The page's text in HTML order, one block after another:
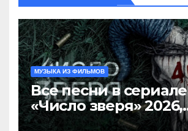
МУЗЫКА ИЗ ФИЛЬМОВ
Все песни в сериале
«Число зверя» 2026,
саундтрек слушать